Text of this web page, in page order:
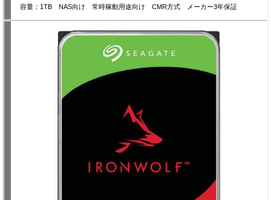
容量：1TB NAS向け 常時稼動用途向け CMR方式 メーカー3年保証